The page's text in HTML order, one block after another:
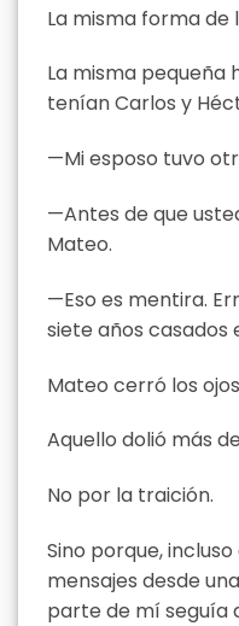
La misma forma de
La misma pequeña
tenían Carlos y
—Mi esposo tuvo
—Antes de que
Mateo.
—Eso es mentira.
siete años casados
Mateo cerró los
Aquello dolió más
No por la traición.
Sino porque,
mensajes desde
parte de mí seguía